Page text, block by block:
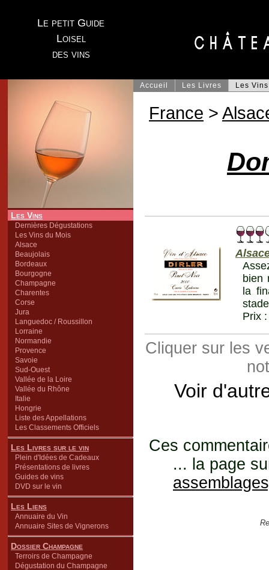
Le petit Guide
Loisel
des vins
Les Vins
Dernières Dégustations
Les Vins du Mois
Alsace
Beaujolais
Bordeaux
Bourgogne
Champagne
Charentes
Corse
Jura
Languedoc / Roussillon
Lorraine
Normandie
Provence
Savoie
Sud-Ouest
Vallée de la Loire
Vallée du Rhône
Italie
Hongrie
Liste des Appellations
Les Classements Officiels
Les Livres sur le vin
Plein d'Idées de Cadeaux
Présentations de livres
Guides de vins
DVD sur le vin
Les Liens
Annuaire du Vin
Annuaire Sites de Vignerons
Dossier Champagne
Terroirs de Champagne
Dégustation du Champagne
Accueil Les Livres Les Vins
France >
bien
la
Prix
Cliquer sur les
Voir
Ces
... la page